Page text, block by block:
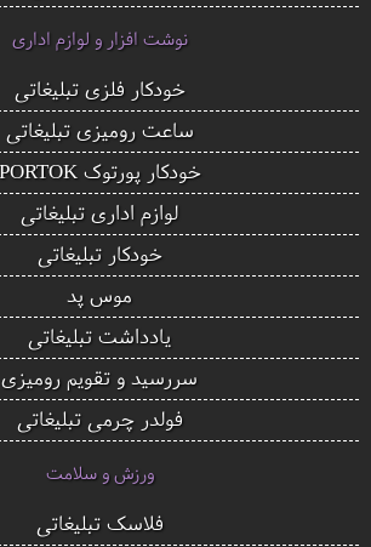
نوشت افزار و لوازم اداری
خودکار فلزی تبلیغاتی
ساعت رومیزی تبلیغاتی
خودکار پورتوک PORTOK
لوازم اداری تبلیغاتی
خودکار تبلیغاتی
موس پد
یادداشت تبلیغاتی
سررسید و تقویم رومیزی
فولدر چرمی تبلیغاتی
ورزش و سلامت
فلاسک تبلیغاتی